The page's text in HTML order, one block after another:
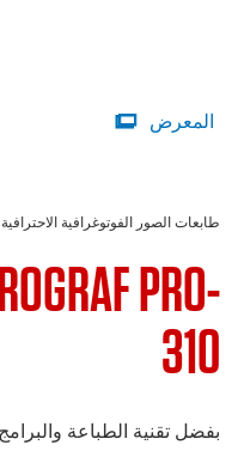
المعرض 
طابعات الصور الفوتوغرافية الاحترافية
PRO-
310
بفضل تقنية الطباعة